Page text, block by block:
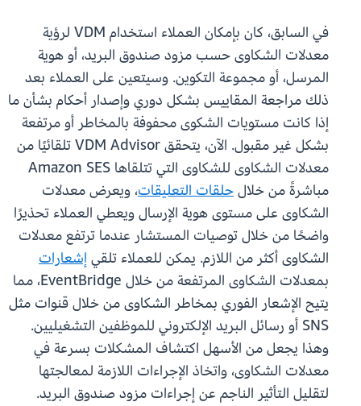
في السابق، كان بإمكان العملاء استخدام VDM لرؤية
معدلات الشكاوى حسب مزود صندوق البريد، أو هوية
المرسل، أو مجموعة التكوين. وسيتعين على العملاء بعد
ذلك مراجعة المقاييس بشكل دوري وإصدار أحكام بشأن ما
إذا كانت مستويات الشكوى محفوفة بالمخاطر أو مرتفعة
بشكل غير مقبول. الآن، يتحقق VDM Advisor تلقائيًا من
معدلات الشكاوى للشكاوى التي تتلقاها Amazon SES
مباشرةً من خلالحلقات التعليقات، ويعرض معدلات
الشكاوى على مستوى هوية الإرسال ويعطي العملاء تحذيرًا
واضحًا من خلال توصيات المستشار عندما ترتفع معدلات
الشكاوى أكثر من اللازم. يمكن للعملاء تلقي إشعارات
بمعدلات الشكاوى المرتفعة من خلال EventBridge، مما
يتيح الإشعار الفوري بمخاطر الشكاوى من خلال قنوات مثل
SNS أو رسائل البريد الإلكتروني للموظفين التشغيليين.
وهذا يجعل من الأسهل اكتشاف المشكلات بسرعة في
معدلات الشكاوى، واتخاذ الإجراءات اللازمة لمعالجتها
لتقليل التأثير الناجم عن إجراءات مزود صندوق البريد.